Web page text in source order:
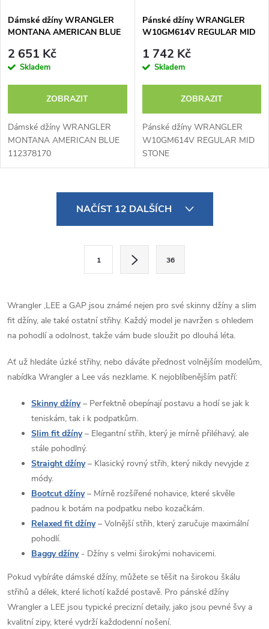
Dámské džíny WRANGLER
MONTANA AMERICAN BLUE
2 651 Kč
Skladem
ZOBRAZIT
Dámské džíny WRANGLER
MONTANA AMERICAN BLUE
112378170
Pánské džíny WRANGLER
W10GM614V REGULAR MID
1 742 Kč
Skladem
ZOBRAZIT
Pánské džíny WRANGLER
W10GM614V REGULAR MID
STONE
d
a
í
i
s
NAČÍST 12 DALŠÍCH
á
n
k
o
v
1 36
Wrangler ,LEE a GAP jsou známé nejen pro své skinny džíny a slim
fit džíny, ale také ostatní střihy. Každý model je navržen s ohledem
na pohodlí a odolnost, takže vám bude sloužit po dlouhá léta.
Ať už hledáte úzké střihy, nebo dáváte přednost volnějším modelům,
nabídka Wrangler a Lee vás nezklame. K nejoblíbenějším patří:
Skinny džíny– Perfektně obepínají postavu a hodí se jak k
teniskám, tak i k podpatkům.
Slim fit džíny– Elegantní střih, který je mírně přiléhavý, ale
stále pohodlný.
Straight džíny– Klasický rovný střih, který nikdy nevyjde z
módy.
Bootcut džíny– Mírně rozšířené nohavice, které skvěle
padnou k botám na podpatku nebo kozačkám.
Relaxed fit džíny– Volnější střih, který zaručuje maximální
pohodlí.
Baggy džíny- Džíny s velmi širokými nohavicemi.
Pokud vybíráte dámské džíny, můžete se těšit na širokou škálu
střihů a délek, které lichotí každé postavě. Pro pánské džíny
Wrangler a LEE jsou typické precizní detaily, jako jsou pevné švy a
kvalitní zipy, které vydrží každodenní nošení.